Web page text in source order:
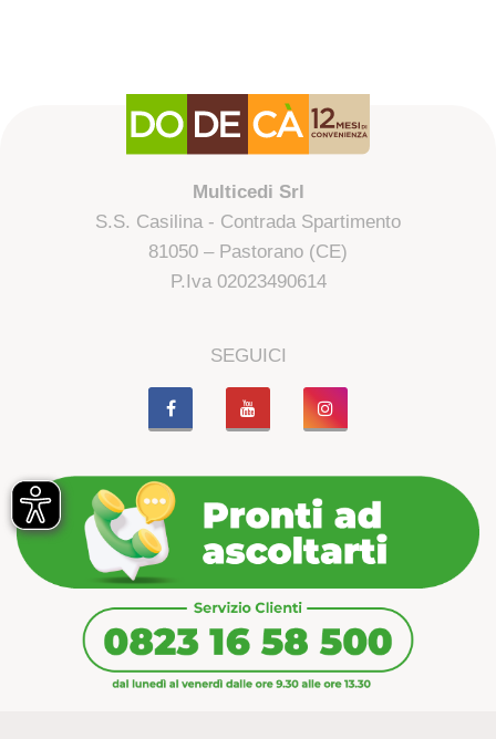
Multicedi Srl
S.S. Casilina - Contrada Spartimento
81050 – Pastorano (CE)
P.Iva 02023490614
SEGUICI